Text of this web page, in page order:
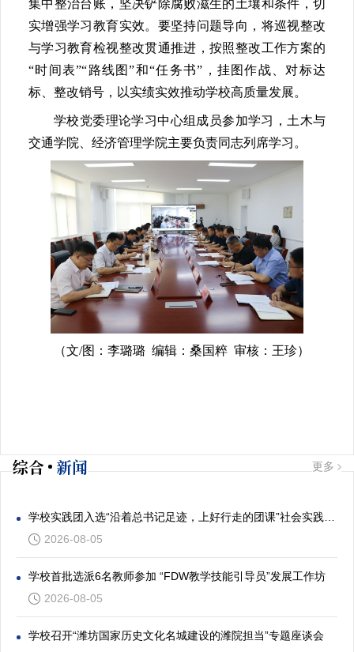
集中整治台账，坚决铲除腐败滋生的土壤和条件，切
实增强学习教育实效。要坚持问题导向，将巡视整改
与学习教育检视整改贯通推进，按照整改工作方案的
“时间表”“路线图”和“任务书”，挂图作战、对标达
标、整改销号，以实绩实效推动学校高质量发展。
学校党委理论学习中心组成员参加学习，土木与
交通学院、经济管理学院主要负责同志列席学习。
（文/图：李璐璐 编辑：桑国粹 审核：王珍）
综合 新闻 更多
2026-08-05
学校首批选派6名教师参加 “FDW教学技能引导员”发展工作坊
2026-08-05
学校召开“潍坊国家历史文化名城建设的潍院担当”专题座谈会